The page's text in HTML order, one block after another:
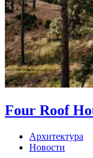
Four Roof
Архитектура
Новости